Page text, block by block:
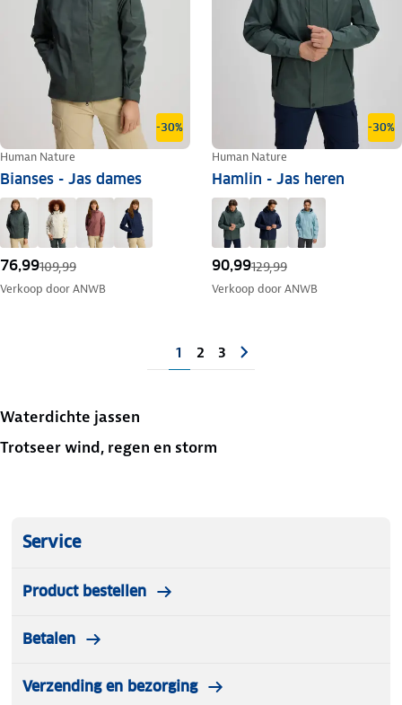
-30%
Human Nature
Bianses - Jas dames
76,99109,99
Verkoop doorANWB
-30%
Human Nature
Hamlin - Jas heren
90,99129,99
Verkoop doorANWB
1 2 3
Waterdichte jassen
Trotseer wind, regen en storm
Service
Product bestellen
Betalen
Verzending en bezorging